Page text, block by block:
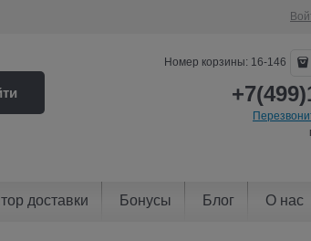
Номер корзины: 16-146
доставки Бонусы Блог О нас